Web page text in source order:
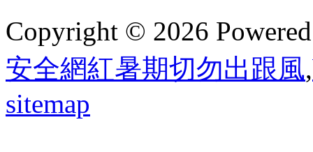
Copyright © 2026
安全網紅暑期切勿出跟風,
sitemap